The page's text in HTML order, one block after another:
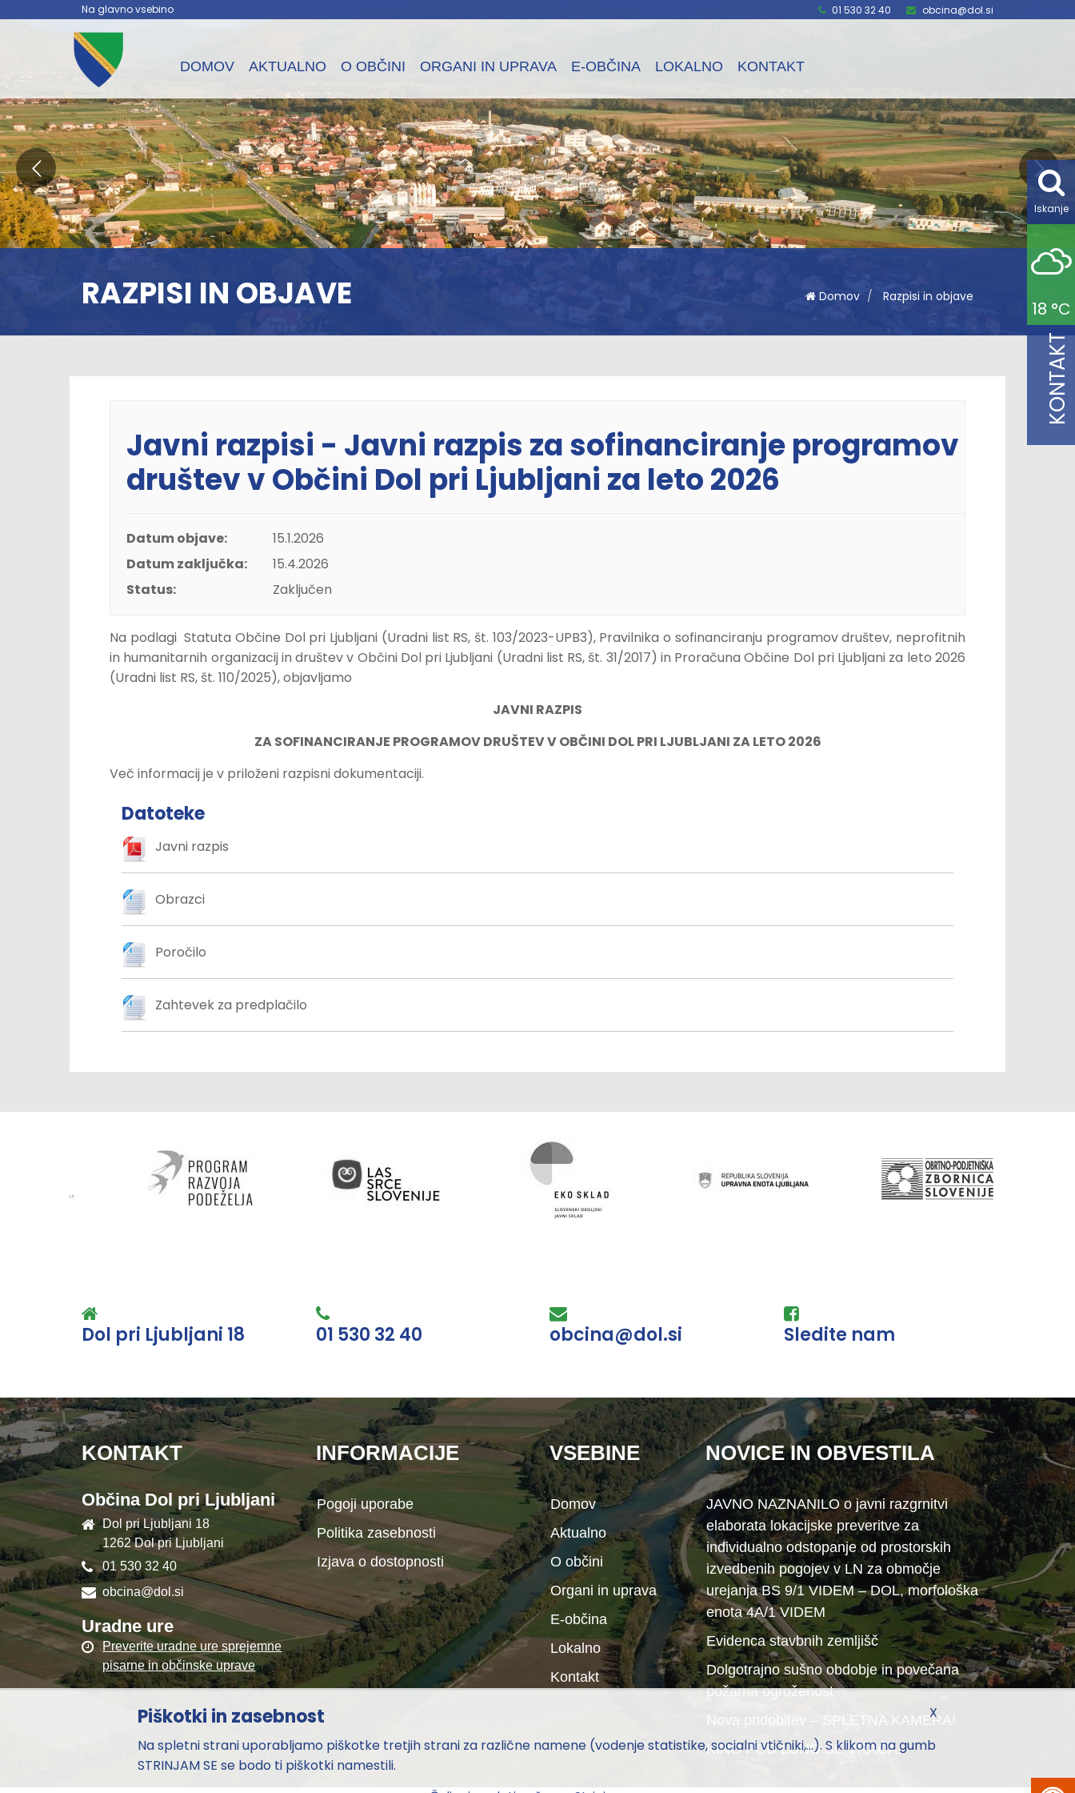
Na glavno vsebino 01 530 32 40 obcina@dol.si
DOMOV AKTUALNO O OBČINI ORGANI IN UPRAVA E-OBČINA LOKALNO KONTAKT
Iskanje
18 °C
KONTAKT
RAZPISI IN OBJAVE Domov Razpisi in objave
Javni razpisi - Javni razpis za sofinanciranje programov
društev v Občini Dol pri Ljubljani za leto 2026
Datum objave:
15.1.2026
Datum zaključka:
15.4.2026
Status:
Zaključen
Na podlagi Statuta Občine Dol pri Ljubljani (Uradni list RS, št. 103/2023-UPB3), Pravilnika o sofinanciranju programov društev, neprofitnih
in humanitarnih organizacij in društev v Občini Dol pri Ljubljani (Uradni list RS, št. 31/2017) in Proračuna Občine Dol pri Ljubljani za leto 2026
(Uradni list RS, št. 110/2025), objavljamo
JAVNI RAZPIS
ZA SOFINANCIRANJE PROGRAMOV DRUŠTEV V OBČINI DOL PRI LJUBLJANI ZA LETO 2026
Več informacij je v priloženi razpisni dokumentaciji.
Datoteke
Javni razpis
Obrazci
Poročilo
Zahtevek za predplačilo
Dol pri Ljubljani 18 01 530 32 40 obcina@dol.si Sledite nam
KONTAKT
Občina Dol pri Ljubljani
Dol pri Ljubljani 18
1262 Dol pri Ljubljani
01 530 32 40
obcina@dol.si
Uradne ure
Preverite uradne ure sprejemne
pisarne in občinske uprave
INFORMACIJE
Pogoji uporabe
Politika zasebnosti
Izjava o dostopnosti
VSEBINE
Domov
Aktualno
O občini
Organi in uprava
E-občina
Lokalno
Kontakt
NOVICE IN OBVESTILA
JAVNO NAZNANILO o javni razgrnitvi
elaborata lokacijske preveritve za
individualno odstopanje od prostorskih
izvedbenih pogojev v LN za območje
urejanja BS 9/1 VIDEM – DOL, morfološka
enota 4A/1 VIDEM
Evidenca stavbnih zemljišč
Dolgotrajno sušno obdobje in povečana
požarna ogroženost
Nova pridobitev – SPLETNA KAMERA!
KINO POD LUNO SE VRAČA!
X
Piškotki in zasebnost
Na spletni strani uporabljamo piškotke tretjih strani za različne namene (vodenje statistike, socialni vtičniki,...). S klikom na gumb
STRINJAM SE se bodo ti piškotki namestili.